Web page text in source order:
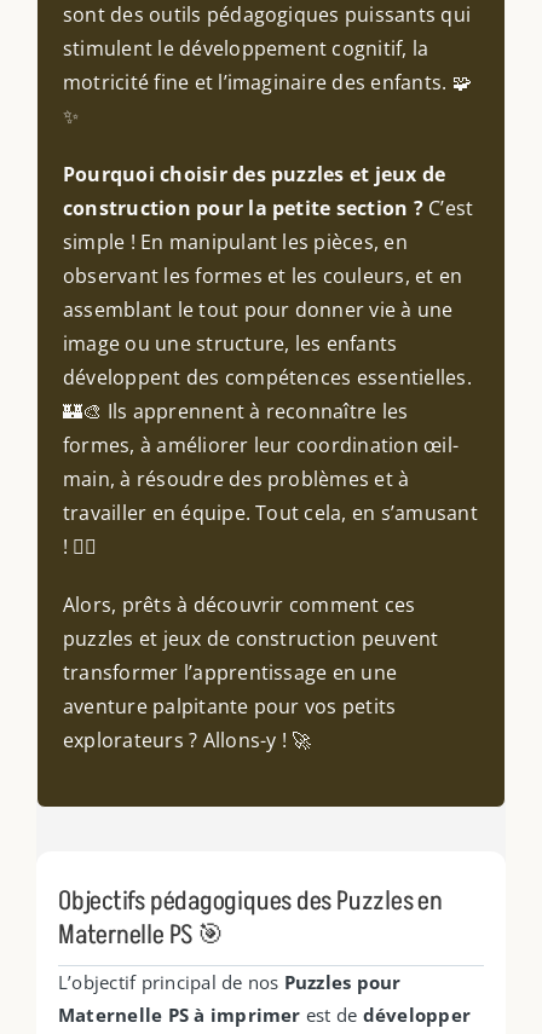
sont des outils pédagogiques puissants qui
stimulent le développement cognitif, la
motricité fine et l’imaginaire des enfants. 🧩
✨
Pourquoi choisir des puzzles et jeux de
construction pour la petite section ?C’est
simple ! En manipulant les pièces, en
observant les formes et les couleurs, et en
assemblant le tout pour donner vie à une
image ou une structure, les enfants
développent des compétences essentielles.
🏰🎨 Ils apprennent à reconnaître les
formes, à améliorer leur coordination œil-
main, à résoudre des problèmes et à
travailler en équipe. Tout cela, en s’amusant
! 🤹‍♂️
Alors, prêts à découvrir comment ces
puzzles et jeux de construction peuvent
transformer l’apprentissage en une
aventure palpitante pour vos petits
explorateurs ? Allons-y ! 🚀
Objectifs pédagogiques des Puzzles en
Maternelle PS 🎯
L’objectif principal de nos Puzzles pour
Maternelle PS à imprimer est de développer